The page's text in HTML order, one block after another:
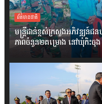
ព័ត៌មានជាតិ
មន្ត្រីជាន់ខ្ពស់ក្រសួងអភិវឌ្ឍន៍ជ
ភាពចំនួន២គម្រោង នៅឃុំកិះចុង